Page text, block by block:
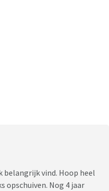
belangrijk vind. Hoop heel
opschuiven. Nog 4 jaar